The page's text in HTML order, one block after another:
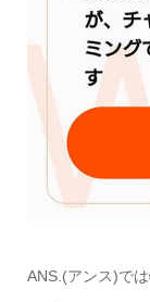
ANS.(アンス)で